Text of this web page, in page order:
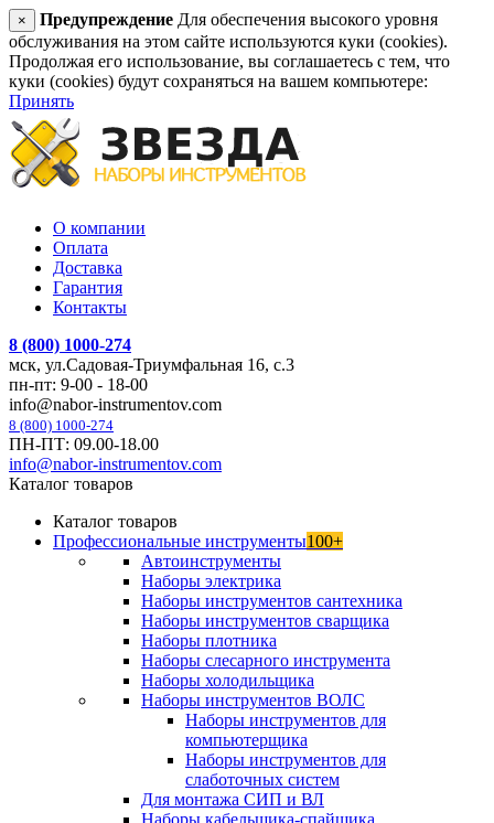
× Предупреждение Для обеспечения высокого уровня
обслуживания на этом сайте используются куки (cookies).
Продолжая его использование, вы соглашаетесь с тем, что
куки (cookies) будут сохраняться на вашем компьютере:
Принять
О компании
Оплата
Доставка
Гарантия
Контакты
8 (800) 1000-274
мск, ул.Садовая-Триумфальная 16, с.3
пн-пт: 9-00 - 18-00
info@nabor-instrumentov.com
8 (800) 1000-274
ПН-ПТ: 09.00-18.00
info@nabor-instrumentov.com
Каталог товаров
Каталог товаров
Профессиональные инструменты100+
Автоинструменты
Наборы электрика
Наборы инструментов сантехника
Наборы инструментов сварщика
Наборы плотника
Наборы слесарного инструмента
Наборы холодильщика
Наборы инструментов ВОЛС
Наборы инструментов для
компьютерщика
Наборы инструментов для
слаботочных систем
Для монтажа СИП и ВЛ
Наборы кабельщика-спайщика